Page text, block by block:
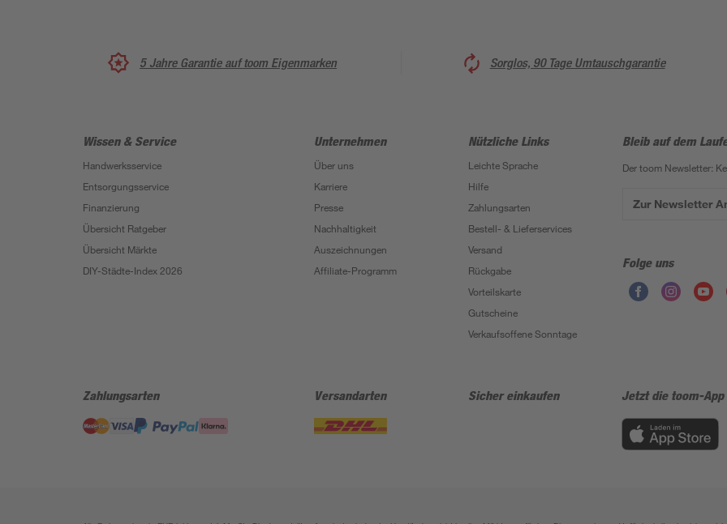
5 Jahre Garantie auf toom Eigenmarken Sorglos, 90 Tage Umtauschgarantie
Wissen & Service
Handwerksservice
Entsorgungsservice
Finanzierung
Übersicht Ratgeber
Übersicht Märkte
DIY-Städte-Index 2026
Unternehmen
Über uns
Karriere
Presse
Nachhaltigkeit
Auszeichnungen
Affiliate-Programm
Nützliche Links
Leichte Sprache
Hilfe
Zahlungsarten
Bestell- & Lieferservices
Versand
Rückgabe
Vorteilskarte
Gutscheine
Verkaufsoffene Sonntage
Bleib auf dem
Der toom Newsletter:
Zur Newsletter
Folge uns
Zahlungsarten Versandarten Sicher einkaufen Jetzt die toom-